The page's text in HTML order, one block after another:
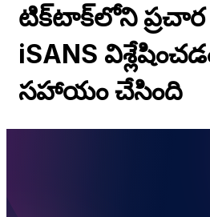
టిక్‌టాక్‌లోని
iSANS
సహాయం చేసింది